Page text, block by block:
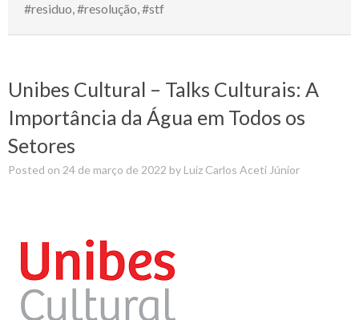
#residuo,#resolução,#stf
Unibes Cultural – Talks Culturais: A
Importância da Água em Todos os
Setores
Posted on 24 de março de 2022 by Luiz Carlos Aceti Júnior